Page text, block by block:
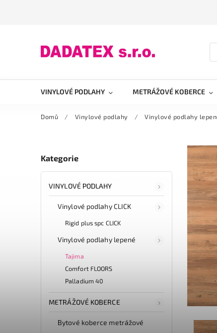
VINYLOVÉ PODLAHY METRÁŽOVÉ KOBERCE
Domů / Vinylové podlahy / Vinylové podlahy
Kategorie
VINYLOVÉ PODLAHY
Vinylové podlahy CLICK
Rigid plus spc CLICK
Vinylové podlahy lepené
Tajima
Comfort FLOORS
Palladium 40
METRÁŽOVÉ KOBERCE
Bytové koberce metrážové